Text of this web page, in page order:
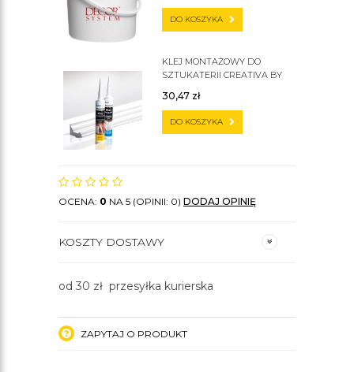
DO KOSZYKA
KLEJ MONTAŻOWY DO
SZTUKATERII CREATIVA BY
30,47 zł
DO KOSZYKA
OCENA: 0 NA 5 (OPINII: 0) DODAJ OPINIĘ
KOSZTY DOSTAWY
od 30 zł przesyłka kurierska
ZAPYTAJ O PRODUKT